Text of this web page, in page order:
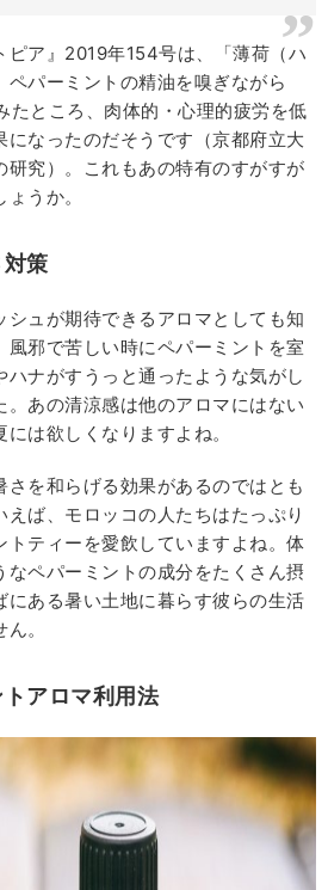
ピア』2019年154号は、「薄荷（ハ
ペパーミントの精油を嗅ぎながら
たところ、肉体的・心理的疲労を低
なったのだそうです（京都府立大
研究）。これもあの特有のすがすが
うか。
策
ュが期待できるアロマとしても知
風邪で苦しい時にペパーミントを室
ハナがすうっと通ったような気がし
あの清涼感は他のアロマにはない
は欲しくなりますよね。
さを和らげる効果があるのではとも
ば、モロッコの人たちはたっぷり
トティーを愛飲していますよね。体
なペパーミントの成分をたくさん摂
にある暑い土地に暮らす彼らの生活
。
アロマ利用法